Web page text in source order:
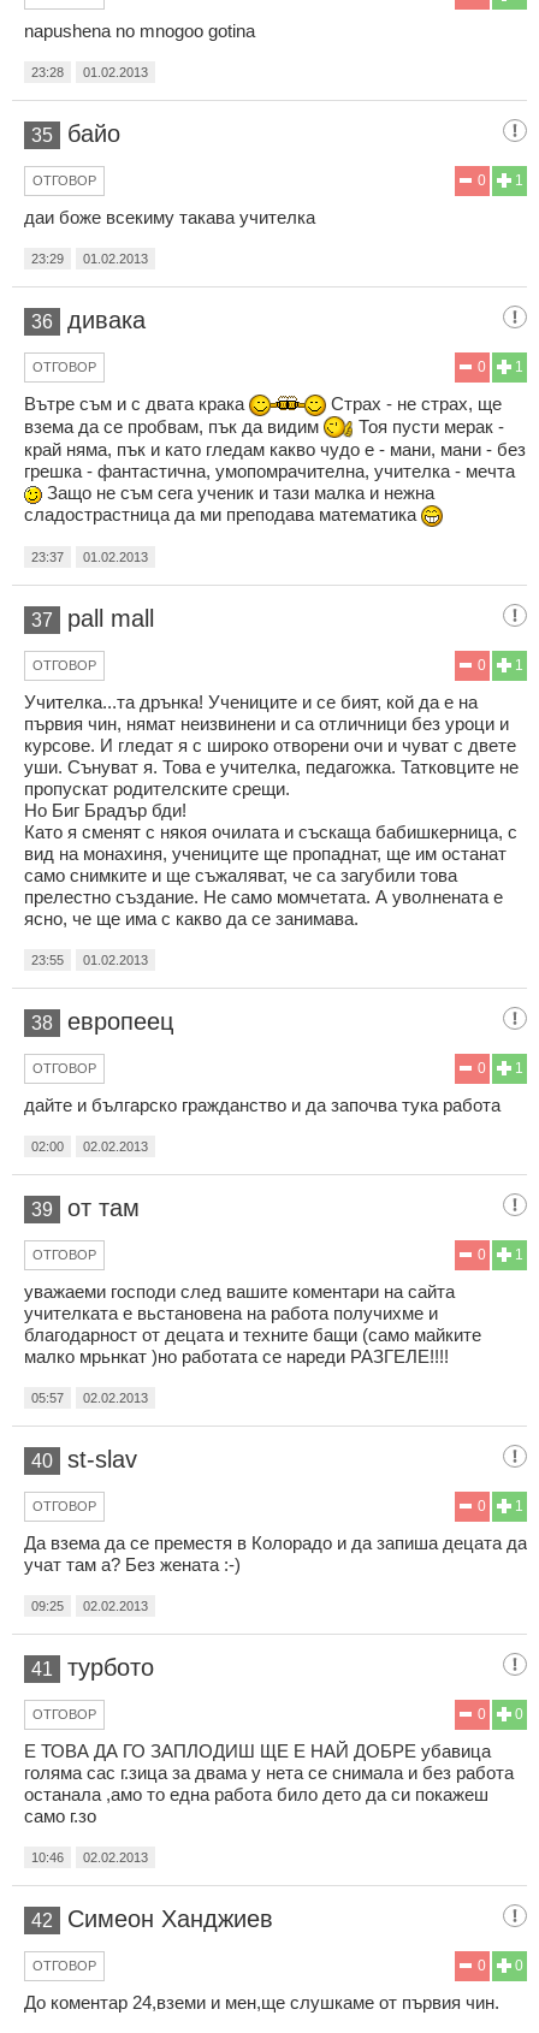
napushena no mnogoo gotina
23:28 01.02.2013
35 байо
1
0
ОТГОВОР
даи боже всекиму такава учителка
23:29 01.02.2013
36 дивака
1
0
ОТГОВОР
Вътре съм и с двата крака
Страх - не страх, ще
взема да се пробвам, пък да видим
Тоя пусти мерак -
край няма, пък и като гледам какво чудо е - мани, мани - без
грешка - фантастична, умопомрачителна, учителка - мечта
Защо не съм сега ученик и тази малка и нежна
сладострастница да ми преподава математика
23:37 01.02.2013
37 pall mall
1
0
ОТГОВОР
Учителка...та дрънка! Учениците и се бият, кой да е на
първия чин, нямат неизвинени и са отличници без уроци и
курсове. И гледат я с широко отворени очи и чуват с двете
уши. Сънуват я. Това е учителка, педагожка. Татковците не
пропускат родителските срещи.
Но Биг Брадър бди!
Като я сменят с някоя очилата и съскаща бабишкерница, с
вид на монахиня, учениците ще пропаднат, ще им останат
само снимките и ще съжаляват, че са загубили това
прелестно създание. Не само момчетата. А уволнената е
ясно, че ще има с какво да се занимава.
23:55 01.02.2013
38 европеец
1
0
ОТГОВОР
дайте и българско гражданство и да започва тука работа
02:00 02.02.2013
39 от там
1
0
ОТГОВОР
уважаеми господи след вашите коментари на сайта
учителката е вьстановена на работа получихме и
благодарност от децата и техните бащи (само майките
малко мрьнкат )но работата се нареди РАЗГЕЛЕ!!!!
05:57 02.02.2013
40 st-slav
1
0
ОТГОВОР
Да взема да се преместя в Колорадо и да запиша децата да
учат там а? Без жената :-)
09:25 02.02.2013
41 турбото
0
0
ОТГОВОР
Е ТОВА ДА ГО ЗАПЛОДИШ ЩЕ Е НАЙ ДОБРЕ убавица
голяма сас г.зица за двама у нета се снимала и без работа
останала ,амо то една работа било дето да си покажеш
само г.зо
10:46 02.02.2013
42 Симеон Ханджиев
0
0
ОТГОВОР
До коментар 24,вземи и мен,ще слушкаме от първия чин.